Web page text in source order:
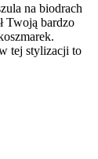
na biodrach
Twoją bardzo
tej stylizacji to